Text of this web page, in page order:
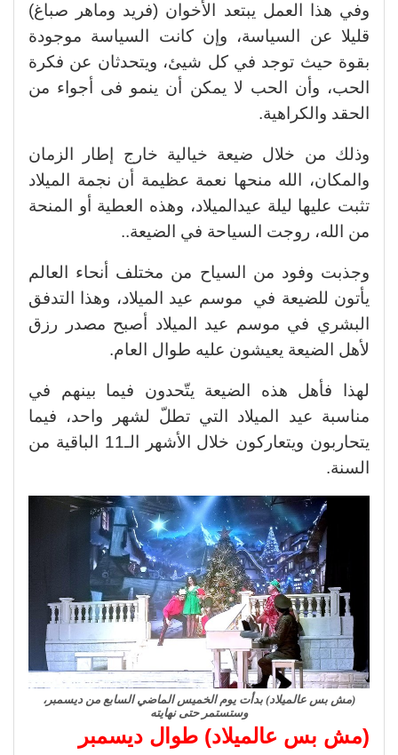
وفي هذا العمل يبتعد الأخوان (فريد وماهر صباغ)
قليلا عن السياسة، وإن كانت السياسة موجودة
بقوة حيث توجد في كل شيئ، ويتحدثان عن فكرة
الحب، وأن الحب لا يمكن أن ينمو فى أجواء من
الحقد والكراهية.
وذلك من خلال ضيعة خيالية خارج إطار الزمان
والمكان، الله منحها نعمة عظيمة أن نجمة الميلاد
تثبت عليها ليلة عيدالميلاد، وهذه العطية أو المنحة
من الله، روجت السياحة في الضيعة..
وجذبت وفود من السياح من مختلف أنحاء العالم
يأتون للضيعة في موسم عيد الميلاد، وهذا التدفق
البشري في موسم عيد الميلاد أصبح مصدر رزق
لأهل الضيعة يعيشون عليه طوال العام.
لهذا فأهل هذه الضيعة يتّحدون فيما بينهم في
مناسبة عيد الميلاد التي تطلّ لشهر واحد، فيما
يتحاربون ويتعاركون خلال الأشهر الـ11 الباقية من
السنة.
(مش بس عالميلاد) بدأت يوم الخميس الماضي السابع من ديسمبر،
وستستمر حتى نهايته
(مش بس عالميلاد) طوال ديسمبر